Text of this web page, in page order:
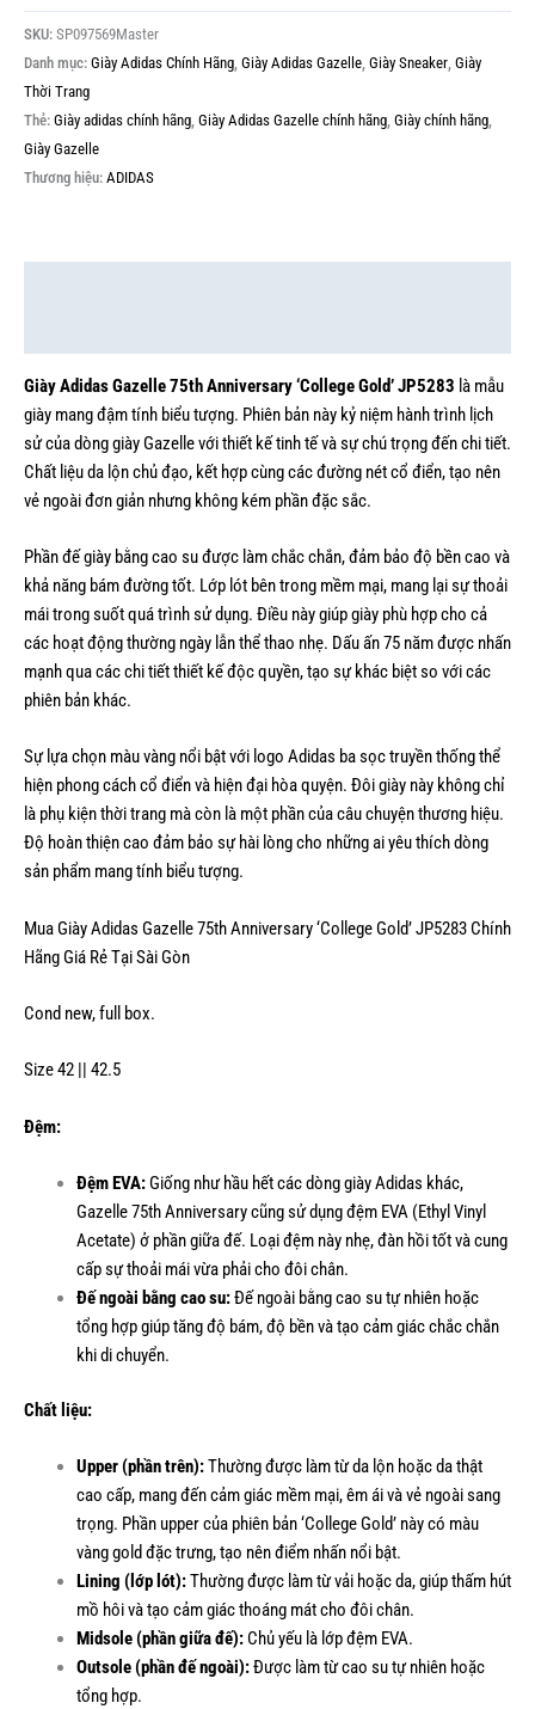
SKU: SP097569Master
Danh mục: Giày Adidas Chính Hãng Giày Adidas Gazelle Giày Sneaker Giày
Thời Trang
Thẻ: Giày adidas chính hãng Giày Adidas Gazelle chính hãng Giày chính hãng
Giày Gazelle
Thương hiệu: ADIDAS
Giày Adidas Gazelle 75th Anniversary ‘College Gold’ JP5283 là mẫu
giày mang đậm tính biểu tượng. Phiên bản này kỷ niệm hành trình lịch
sử của dòng giày Gazelle với thiết kế tinh tế và sự chú trọng đến chi tiết.
Chất liệu da lộn chủ đạo, kết hợp cùng các đường nét cổ điển, tạo nên
vẻ ngoài đơn giản nhưng không kém phần đặc sắc.
Phần đế giày bằng cao su được làm chắc chắn, đảm bảo độ bền cao và
khả năng bám đường tốt. Lớp lót bên trong mềm mại, mang lại sự thoải
mái trong suốt quá trình sử dụng. Điều này giúp giày phù hợp cho cả
các hoạt động thường ngày lẫn thể thao nhẹ. Dấu ấn 75 năm được nhấn
mạnh qua các chi tiết thiết kế độc quyền, tạo sự khác biệt so với các
phiên bản khác.
Sự lựa chọn màu vàng nổi bật với logo Adidas ba sọc truyền thống thể
hiện phong cách cổ điển và hiện đại hòa quyện. Đôi giày này không chỉ
là phụ kiện thời trang mà còn là một phần của câu chuyện thương hiệu.
Độ hoàn thiện cao đảm bảo sự hài lòng cho những ai yêu thích dòng
sản phẩm mang tính biểu tượng.
Mua Giày Adidas Gazelle 75th Anniversary ‘College Gold’ JP5283 Chính
Hãng Giá Rẻ Tại Sài Gòn
Cond new, full box.
Size 42 || 42.5
Đệm:
Đệm EVA:Giống như hầu hết các dòng giày Adidas khác,
Gazelle 75th Anniversary cũng sử dụng đệm EVA (Ethyl Vinyl
Acetate) ở phần giữa đế. Loại đệm này nhẹ, đàn hồi tốt và cung
cấp sự thoải mái vừa phải cho đôi chân.
Đế ngoài bằng cao su:Đế ngoài bằng cao su tự nhiên hoặc
tổng hợp giúp tăng độ bám, độ bền và tạo cảm giác chắc chắn
khi di chuyển.
Chất liệu:
Upper (phần trên):Thường được làm từ da lộn hoặc da thật
cao cấp, mang đến cảm giác mềm mại, êm ái và vẻ ngoài sang
trọng. Phần upper của phiên bản ‘College Gold’ này có màu
vàng gold đặc trưng, tạo nên điểm nhấn nổi bật.
Lining (lớp lót):Thường được làm từ vải hoặc da, giúp thấm hút
mồ hôi và tạo cảm giác thoáng mát cho đôi chân.
Midsole (phần giữa đế):Chủ yếu là lớp đệm EVA.
Outsole (phần đế ngoài):Được làm từ cao su tự nhiên hoặc
tổng hợp.